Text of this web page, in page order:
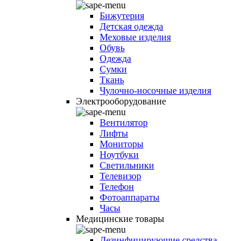
Бижутерия
Детская одежда
Меховые изделия
Обувь
Одежда
Сумки
Ткань
Чулочно-носочные изделия
Электрооборудование
Вентилятор
Лифты
Мониторы
Ноутбуки
Светильники
Телевизор
Телефон
Фотоаппараты
Часы
Медицинские товары